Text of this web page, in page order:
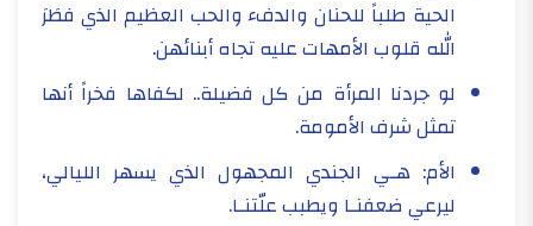
الحية طلباً للحنان والدفء والحب العظيم الذي فطَرَ
الله قلوب الأمهات عليه تجاه أبنائهن.
لو جردنا المرأة من كل فضيلة.. لكفاها فخراً أنها
تمثل شرف الأمومة.
الأم: هـي الجندي المجهول الذي يسهر الليالي،
ليرعي ضعفنـا ويطبب علّتنـا.